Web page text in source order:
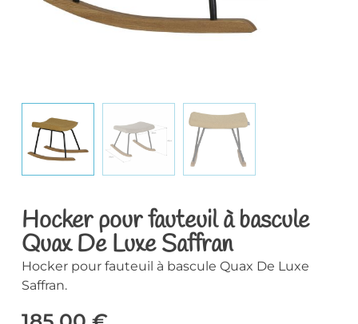
Hocker pour fauteuil à bascule
Quax De Luxe Saffran
Hocker pour fauteuil à bascule Quax De Luxe
Saffran.